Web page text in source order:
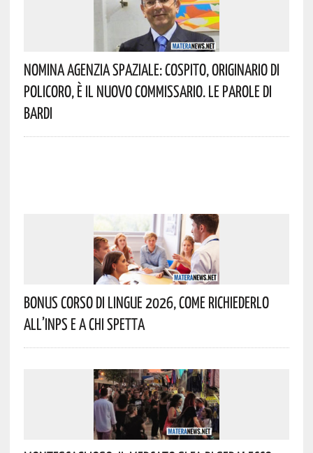
Nomina Agenzia Spaziale: Cospito, Originario Di
Policoro, È Il Nuovo Commissario. Le Parole Di
Bardi
Bonus Corso Di Lingue 2026, Come Richiederlo
All’INPS E A Chi Spetta